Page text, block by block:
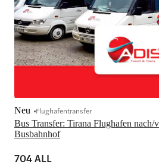
Bus Transfer: Tirana Flughafen nach/
Busbahnhof
Neu Flughafentransfer
704 ALL